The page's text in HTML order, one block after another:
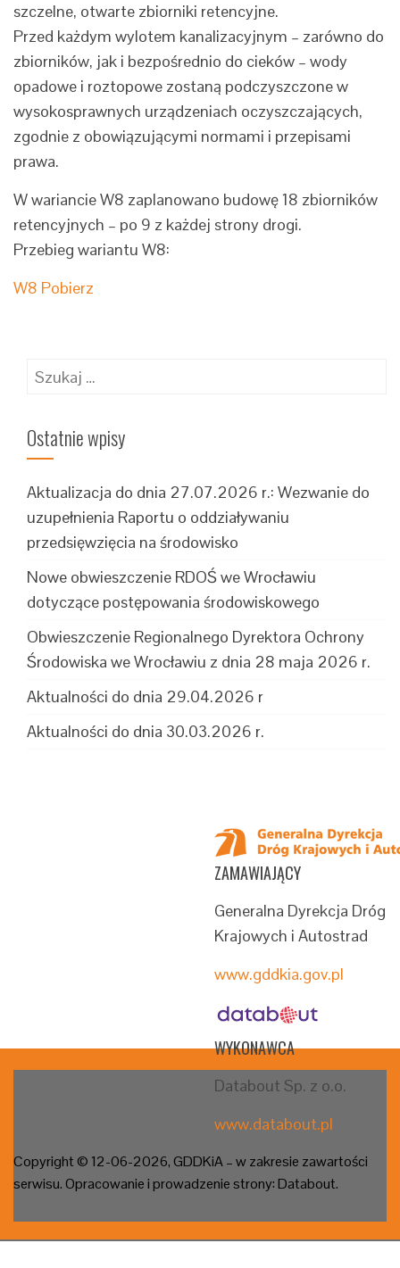
szczelne, otwarte zbiorniki retencyjne.
Przed każdym wylotem kanalizacyjnym – zarówno do
zbiorników, jak i bezpośrednio do cieków – wody
opadowe i roztopowe zostaną podczyszczone w
wysokosprawnych urządzeniach oczyszczających,
zgodnie z obowiązującymi normami i przepisami
prawa.
W wariancie W8 zaplanowano budowę 18 zbiorników
retencyjnych – po 9 z każdej strony drogi.
Przebieg wariantu W8:
W8 Pobierz
Szukaj:
Ostatnie wpisy
Aktualizacja do dnia 27.07.2026 r.: Wezwanie do
uzupełnienia Raportu o oddziaływaniu
przedsięwzięcia na środowisko
Nowe obwieszczenie RDOŚ we Wrocławiu
dotyczące postępowania środowiskowego
Obwieszczenie Regionalnego Dyrektora Ochrony
Środowiska we Wrocławiu z dnia 28 maja 2026 r.
Aktualności do dnia 29.04.2026 r
Aktualności do dnia 30.03.2026 r.
ZAMAWIAJĄCY
Generalna Dyrekcja Dróg
Krajowych i Autostrad
www.gddkia.gov.pl
WYKONAWCA
Databout Sp. z o.o.
www.databout.pl
Copyright © 12-06-2026, GDDKiA – w zakresie zawartości
serwisu. Opracowanie i prowadzenie strony: Databout.